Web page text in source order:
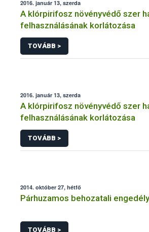
2016. január 13, szerda
A klórpirifosz növényvédő szer
felhasználásának korlátozása
TOVÁBB >
2016. január 13, szerda
A klórpirifosz növényvédő szer
felhasználásának korlátozása
TOVÁBB >
2014. október 27, hétfő
Párhuzamos behozatali
TOVÁBB >